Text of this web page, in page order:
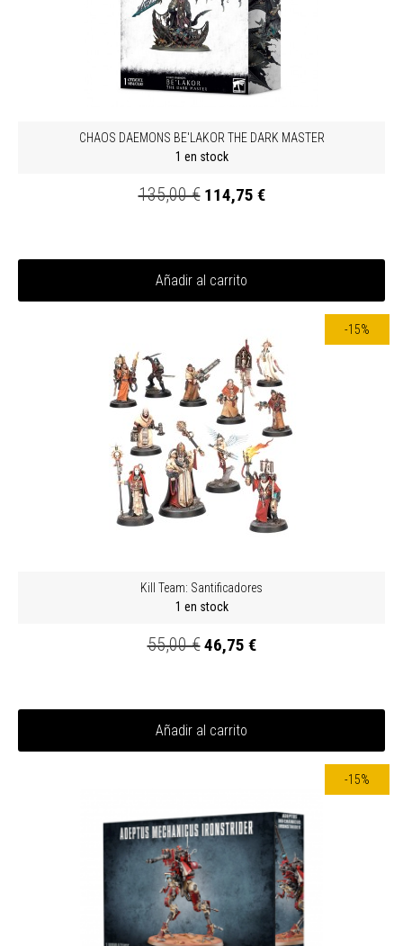
CHAOS DAEMONS BE'LAKOR THE DARK MASTER
1 en stock
135,00 € 114,75 €
Añadir al carrito
-15%
Kill Team: Santificadores
1 en stock
55,00 €46,75 €
Añadir al carrito
-15%